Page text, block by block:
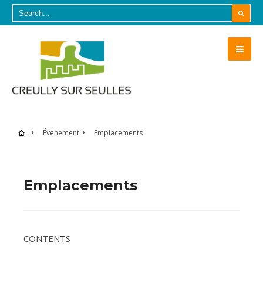
Évènement Emplacements
Emplacements
CONTENTS